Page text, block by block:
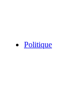
Politique